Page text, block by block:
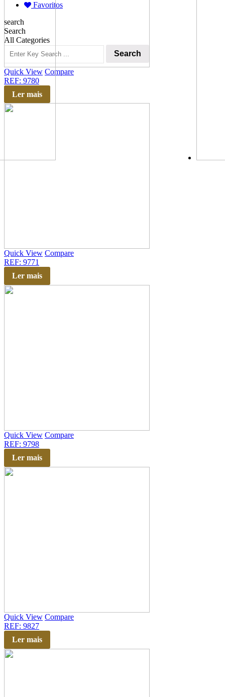
Favoritos
search
Search
All Categories
Search
Quick View Compare
REF: 9780
Ler mais
Quick View Compare
REF: 9771
Ler mais
Quick View Compare
REF: 9798
Ler mais
Quick View Compare
REF: 9827
Ler mais